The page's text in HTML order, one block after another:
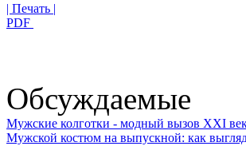
| Печать |
PDF
Обсуждаемые
Мужские колготки - модный вызов XXI
Мужской костюм на выпускной: как